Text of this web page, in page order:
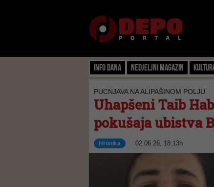
Info dana Nedjeljni magazin
PUCNJAVA NA ALIPAŠINOM POLJU
Uhapšeni Taib
pokušaja ubistva
Hronika 02.06.26, 18:13h